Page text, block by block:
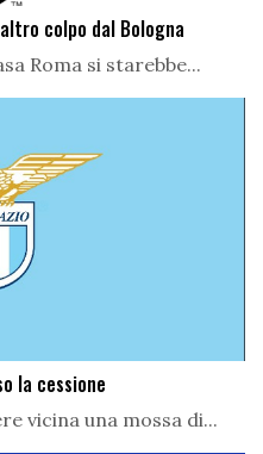
colpo dal Bologna
Roma si starebbe...
la cessione
vicina una mossa di...